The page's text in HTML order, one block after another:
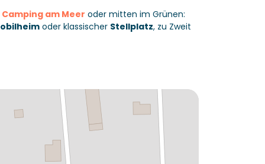
Camping am Meer oder mitten im Grünen:
oder klassischer Stellplatz, zu Zweit
Lust auf die :
Camping L'Aiguille Creuse ?